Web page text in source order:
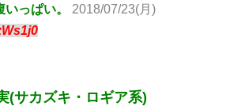
っぱい。
2018/07/23(月)
(サカズキ・ロギア系)